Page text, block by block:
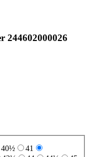
244602000026
40½
41